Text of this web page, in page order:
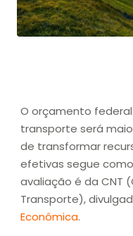
O orçamento
transporte será
de transformar
efetivas segue
avaliação é da CNT
Transporte),
Econômica.